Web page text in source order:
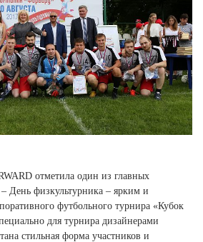
отметила один из главных
День физкультурника – ярким и
футбольного турнира «Кубок
для турнира дизайнерами
стильная форма участников и